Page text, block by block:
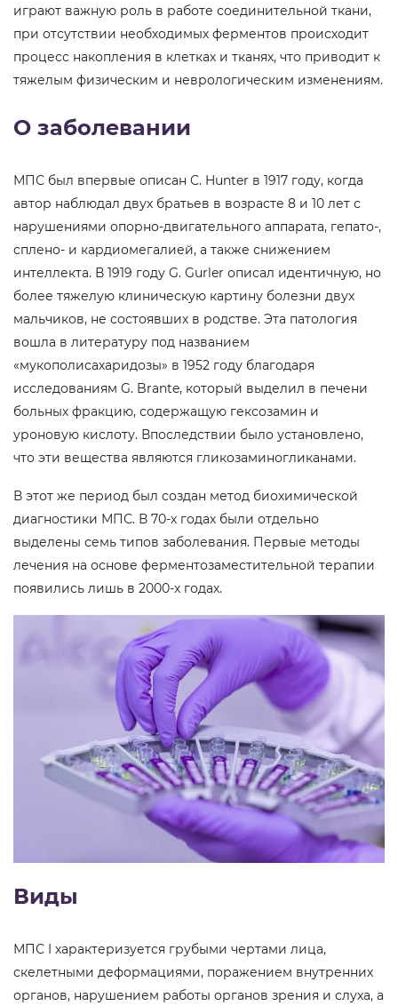
играют важную роль в работе соединительной ткани,
при отсутствии необходимых ферментов происходит
процесс накопления в клетках и тканях, что приводит к
тяжелым физическим и неврологическим изменениям.
О заболевании
МПС был впервые описан C. Hunter в 1917 году, когда
автор наблюдал двух братьев в возрасте 8 и 10 лет с
нарушениями опорно-двигательного аппарата, гепато-,
сплено- и кардиомегалией, а также снижением
интеллекта. В 1919 году G. Gurler описал идентичную, но
более тяжелую клиническую картину болезни двух
мальчиков, не состоявших в родстве. Эта патология
вошла в литературу под названием
«мукополисахаридозы» в 1952 году благодаря
исследованиям G. Brante, который выделил в печени
больных фракцию, содержащую гексозамин и
уроновую кислоту. Впоследствии было установлено,
что эти вещества являются гликозаминогликанами.
В этот же период был создан метод биохимической
диагностики МПС. В 70-х годах были отдельно
выделены семь типов заболевания. Первые методы
лечения на основе ферментозаместительной терапии
появились лишь в 2000-х годах.
Виды
МПС I характеризуется грубыми чертами лица,
скелетными деформациями, поражением внутренних
органов, нарушением работы органов зрения и слуха, а